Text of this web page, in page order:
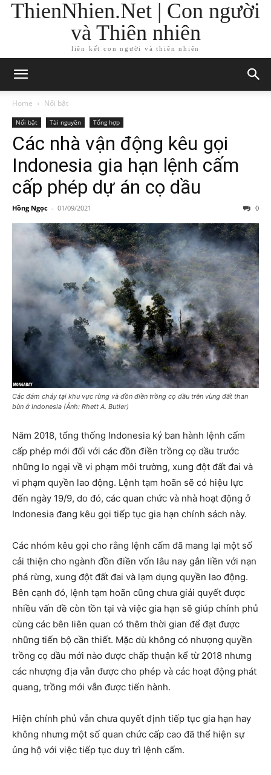
ThienNhien.Net | Con người
và Thiên nhiên
liên kết con người và thiên nhiên
Home Nổi bật
Nổi bật Tài nguyên Tổng hợp
Các nhà vận động kêu gọi
Indonesia gia hạn lệnh cấm
cấp phép dự án cọ dầu
Hồng Ngọc - 01/09/2021 0
Các đám cháy tại khu vực rừng và đồn điền trồng cọ dầu trên vùng đất than
bùn ở Indonesia (Ảnh: Rhett A. Butler)
Năm 2018, tổng thống Indonesia ký ban hành lệnh cấm
cấp phép mới đối với các đồn điền trồng cọ dầu trước
những lo ngại về vi phạm môi trường, xung đột đất đai và
vi phạm quyền lao động. Lệnh tạm hoãn sẽ có hiệu lực
đến ngày 19/9, do đó, các quan chức và nhà hoạt động ở
Indonesia đang kêu gọi tiếp tục gia hạn chính sách này.
Các nhóm kêu gọi cho rằng lệnh cấm đã mang lại một số
cải thiện cho ngành đồn điền vốn lâu nay gắn liền với nạn
phá rừng, xung đột đất đai và lạm dụng quyền lao động.
Bên cạnh đó, lệnh tạm hoãn cũng chưa giải quyết được
nhiều vấn đề còn tồn tại và việc gia hạn sẽ giúp chính phủ
cùng các bên liên quan có thêm thời gian để đạt được
những tiến bộ cần thiết. Mặc dù không có nhượng quyền
trồng cọ dầu mới nào được chấp thuận kể từ 2018 nhưng
các nhượng địa vẫn được cho phép và các hoạt động phát
quang, trồng mới vẫn được tiến hành.
Hiện chính phủ vẫn chưa quyết định tiếp tục gia hạn hay
không nhưng một số quan chức cấp cao đã thể hiện sự
ủng hộ với việc tiếp tục duy trì lệnh cấm.